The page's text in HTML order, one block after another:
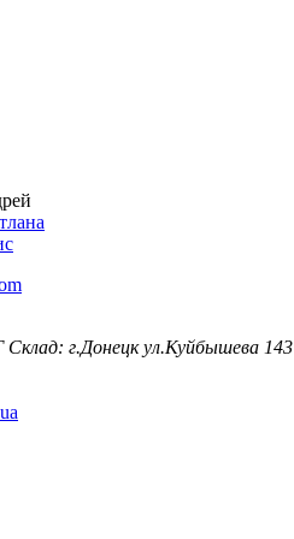
Склад: г.Донецк ул.Куйбышева